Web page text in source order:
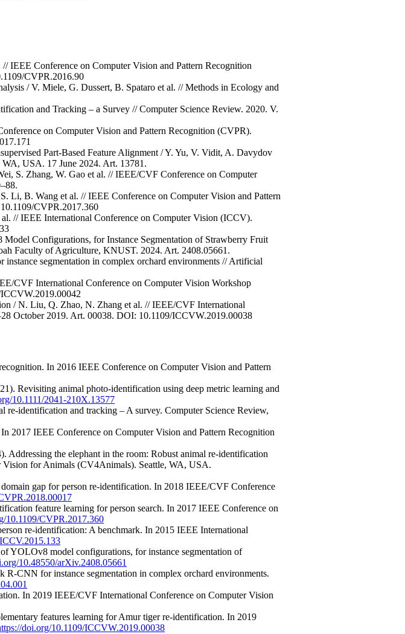
IEEE Conference on Computer Vision and Pattern Recognition
CVPR.2016.90
/ V. Miele, G. Dussert, B. Spataro et al. // Methods in Ecology and
and Tracking – a Survey // Computer Science Review. 2020. V.
on Computer Vision and Pattern Recognition (CVPR).
Part-Based Feature Alignment / Y. Yu, V. Vidit, A. Davydov
USA. 17 June 2024. Art. 13781.
S. Zhang, W. Gao et al. // IEEE/CVF Conference on Computer
Li, B. Wang et al. // IEEE Conference on Computer Vision and Pattern
CVPR.2017.360
// IEEE International Conference on Computer Vision (ICCV).
Configurations, for Instance Segmentation of Strawberry Fruit
Faculty of Agriculture, KNUST. 2024. Art. 2408.05661.
segmentation in complex orchard environments // Artificial
CVF International Conference on Computer Vision Workshop
/ N. Liu, Q. Zhao, N. Zhang et al. // IEEE/CVF International
October 2019. Art. 00038. DOI: 10.1109/ICCVW.2019.00038
In 2016 IEEE Conference on Computer Vision and Pattern
Revisiting animal photo-identification using deep metric learning and
10.1111/2041-210X.13577
identification and tracking – A survey. Computer Science Review,
2017 IEEE Conference on Computer Vision and Pattern Recognition
the elephant in the room: Robust animal re-identification
Vision for Animals (CV4Animals). Seattle, WA, USA.
gap for person re-identification. In 2018 IEEE/CVF Conference
feature learning for person search. In 2017 IEEE Conference on
10.1109/CVPR.2017.360
re-identification: A benchmark. In 2015 IEEE International
YOLOv8 model configurations, for instance segmentation of
10.48550/arXiv.2408.05661
CNN for instance segmentation in complex orchard environments.
In 2019 IEEE/CVF International Conference on Computer Vision
features learning for Amur tiger re-identification. In 2019
doi.org/10.1109/ICCVW.2019.00038